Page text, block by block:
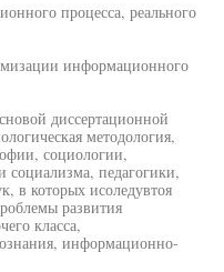
процесса, реального
информационного
диссертационной
методология,
социологии,
социализма, педагогики,
в которых исоледувтоя
развития
класса,
информационно-